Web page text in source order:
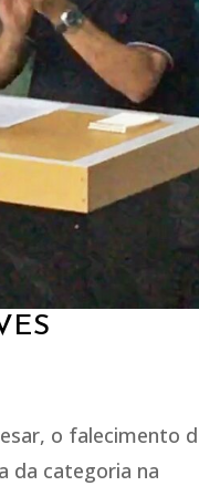
o falecimento
da categoria na